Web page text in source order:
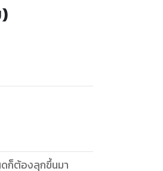
ดก็ต้องลุกขึ้นมา